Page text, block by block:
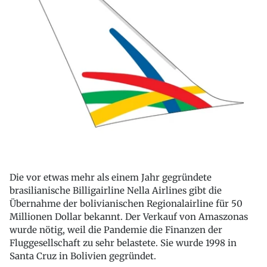
Die vor etwas mehr als einem Jahr gegründete
brasilianische Billigairline Nella Airlines gibt die
Übernahme der bolivianischen Regionalairline für 50
Millionen Dollar bekannt. Der Verkauf von Amaszonas
wurde nötig, weil die Pandemie die Finanzen der
Fluggesellschaft zu sehr belastete. Sie wurde 1998 in
Santa Cruz in Bolivien gegründet.